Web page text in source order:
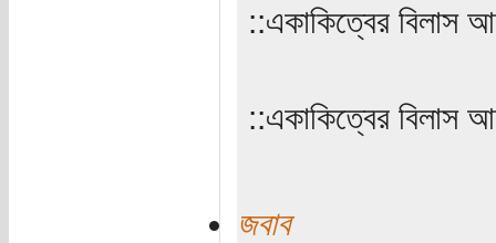
‌‌::একাকিত্বের বিলাস
‌‌::একাকিত্বের বিলাস
জবাব